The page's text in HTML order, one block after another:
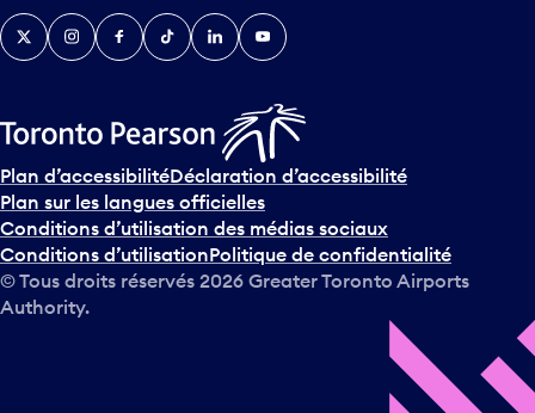
v
e
n
s
u
r
l
e
c
a
TwitterInstagramFacebook
TikTokLinkedInYouTube
Plan d’accessibilitéDéclaration d’accessibilité
Plan sur les langues officielles
Conditions d’utilisation des médias sociaux
Conditions d’utilisationPolitique de confidentialité
© Tous droits réservés 2026 Greater Toronto Airports
Authority.